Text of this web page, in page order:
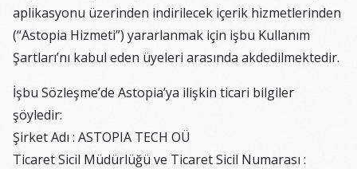
aplikasyonu üzerinden indirilecek içerik hizmetlerinden
(“Astopia Hizmeti”) yararlanmak için işbu Kullanım
Şartları’nı kabul eden üyeleri arasında akdedilmektedir.
İşbu Sözleşme’de Astopia’ya ilişkin ticari bilgiler
şöyledir:
Şirket Adı : ASTOPIA TECH OÜ
Ticaret Sicil Müdürlüğü ve Ticaret Sicil Numarası :